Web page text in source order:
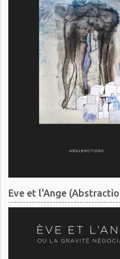
Eve et l'Ange